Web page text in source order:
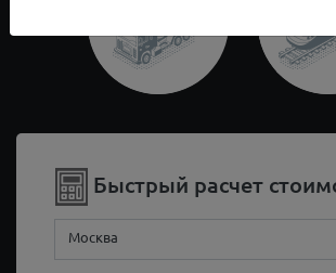
Быстрый расчет
Москва